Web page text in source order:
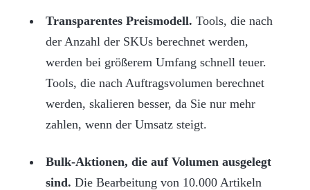
Transparentes Preismodell. Tools, die nach
der Anzahl der SKUs berechnet werden,
werden bei größerem Umfang schnell teuer.
Tools, die nach Auftragsvolumen berechnet
werden, skalieren besser, da Sie nur mehr
zahlen, wenn der Umsatz steigt.
Bulk-Aktionen, die auf Volumen ausgelegt
sind. Die Bearbeitung von 10.000 Artikeln